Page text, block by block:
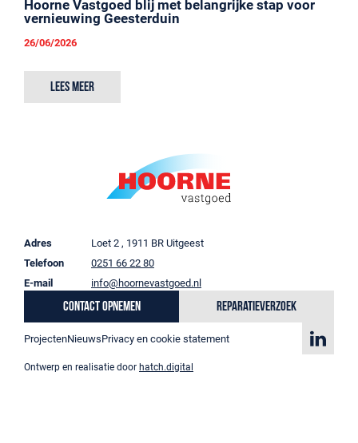
Hoorne Vastgoed blij met belangrijke stap voor
vernieuwing Geesterduin
26/06/2026
Lees meer
Adres
Loet 2 , 1911 BR Uitgeest
Telefoon
0251 66 22 80
E-mail
info@hoornevastgoed.nl
Contact opnemen Reparatieverzoek
ProjectenNieuwsPrivacy en cookie statement
Ontwerp en realisatie door hatch.digital